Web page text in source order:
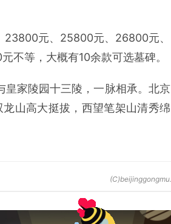
元、25800元、26800元、
等，大概有10余款可选墓碑。
家陵园十三陵，一脉相承。北京
山高大挺拔，西望笔架山清秀绵